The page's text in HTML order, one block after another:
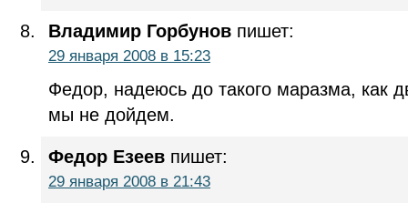
Владимир Горбунов пишет:
29 января 2008 в 15:23
Федор, надеюсь до такого маразма, как
мы не дойдем.
Федор Езеев пишет:
29 января 2008 в 21:43